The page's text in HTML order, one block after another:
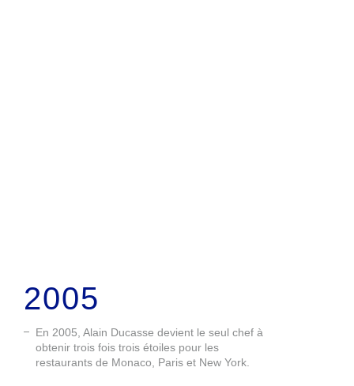
2005
En 2005, Alain Ducasse devient le seul chef à
obtenir trois fois trois étoiles pour les
restaurants de Monaco, Paris et New York.